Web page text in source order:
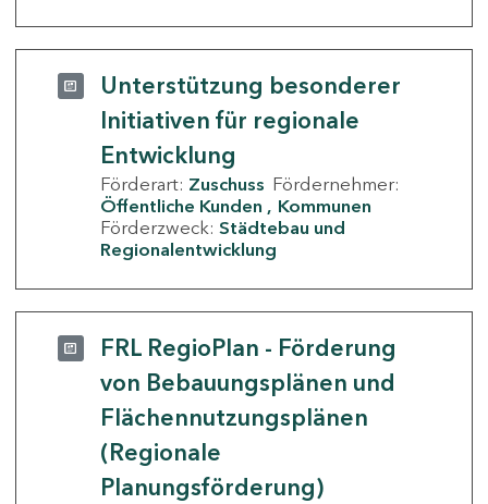
Unterstützung besonderer
Initiativen für regionale
Entwicklung
Förderart: Zuschuss Fördernehmer:
Öffentliche Kunden
Kommunen
Förderzweck: Städtebau und
Regionalentwicklung
FRL RegioPlan - Förderung
von Bebauungsplänen und
Flächennutzungsplänen
(Regionale
Planungsförderung)